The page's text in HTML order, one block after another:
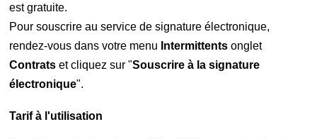
est gratuite.
Pour souscrire au service de signature électronique,
rendez-vous dans votre menu Intermittents onglet
Contratset cliquez sur "Souscrire à la signature
électronique".
Tarif à l'utilisation